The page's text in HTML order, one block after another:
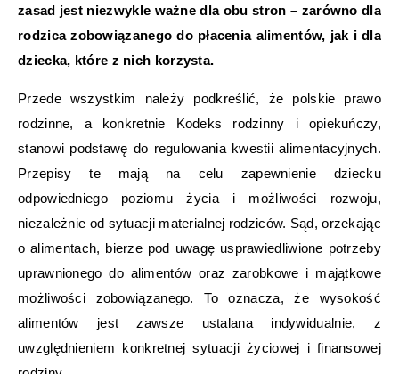
zasad jest niezwykle ważne dla obu stron – zarówno dla
rodzica zobowiązanego do płacenia alimentów, jak i dla
dziecka, które z nich korzysta.
Przede wszystkim należy podkreślić, że polskie prawo
rodzinne, a konkretnie Kodeks rodzinny i opiekuńczy,
stanowi podstawę do regulowania kwestii alimentacyjnych.
Przepisy te mają na celu zapewnienie dziecku
odpowiedniego poziomu życia i możliwości rozwoju,
niezależnie od sytuacji materialnej rodziców. Sąd, orzekając
o alimentach, bierze pod uwagę usprawiedliwione potrzeby
uprawnionego do alimentów oraz zarobkowe i majątkowe
możliwości zobowiązanego. To oznacza, że wysokość
alimentów jest zawsze ustalana indywidualnie, z
uwzględnieniem konkretnej sytuacji życiowej i finansowej